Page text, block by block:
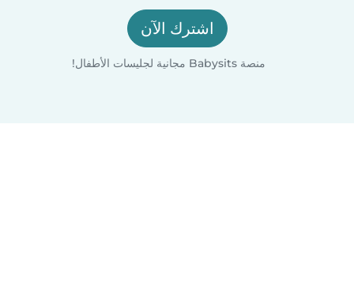
اشترك الآن
منصة Babysits مجانية لجليسات الأطفال!